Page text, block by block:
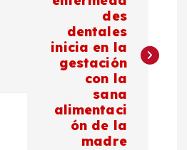
des
dentales
inicia en la
gestación
con la
sana
alimentaci
ón de la
madre